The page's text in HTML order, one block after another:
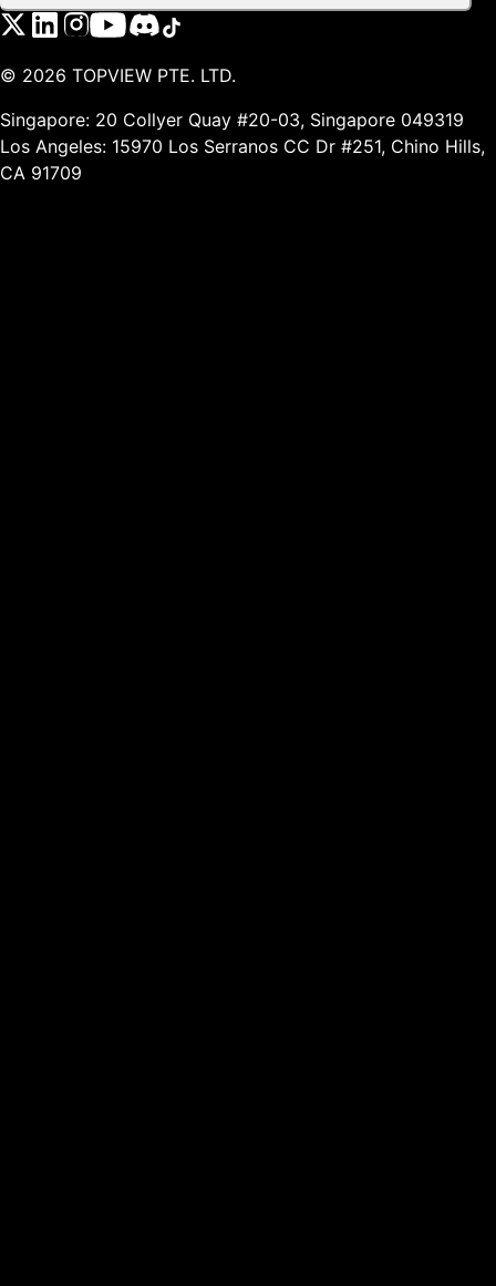
© 2026 TOPVIEW PTE. LTD.
Singapore: 20 Collyer Quay #20-03, Singapore 049319
Los Angeles: 15970 Los Serranos CC Dr #251, Chino Hills,
CA 91709